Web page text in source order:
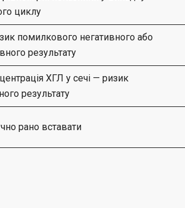
циклу
помилкового негативного або
результату
ХГЛ у сечі — ризик
результату
рано вставати